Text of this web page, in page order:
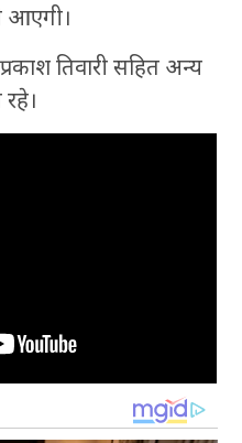
आएगी।
तिवारी सहित अन्य